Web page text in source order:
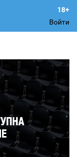
Войти